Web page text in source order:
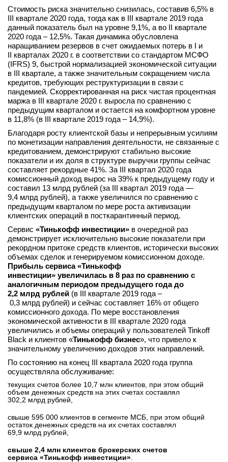
Стоимость риска значительно снизилась, составив 6,5% в
III квартале 2020 года, тогда как в III квартале 2019 года
данный показатель был на уровне 9,1%, а во II квартале
2020 года – 12,5%. Такая динамика обусловлена
наращиванием резервов в счет ожидаемых потерь в I и
II кварталах 2020 г. в соответствии со стандартом МСФО
(IFRS) 9, быстрой нормализацией экономической ситуации
в III квартале, а также значительным сокращением числа
кредитов, требующих реструктуризации в связи с
пандемией. Скорректированная на риск чистая процентная
маржа в III квартале 2020 г. выросла по сравнению с
предыдущим кварталом и остается на комфортном уровне
в 11,8% (в III квартале 2019 года – 14,9%).
Благодаря росту клиентской базы и непрерывным усилиям
по монетизации направления деятельности, не связанные с
кредитованием, демонстрируют стабильно высокие
показатели и их доля в структуре выручки группы сейчас
составляет рекордные 41%. За III квартал 2020 года
комиссионный доход вырос на 39% к предыдущему году и
составил 13 млрд рублей (за III квартал 2019 года —
9,4 млрд рублей), а также увеличился по сравнению с
предыдущим кварталом по мере роста активизации
клиентских операций в посткарантинный период.
Сервис «Тинькофф инвестиции» в очередной раз
демонстрирует исключительно высокие показатели при
рекордном притоке средств клиентов, исторически высоких
объемах сделок и генерируемом комиссионном доходе.
Прибыль сервиса «Тинькофф
инвестиции» увеличилась в 8 раз по сравнению с
аналогичным периодом предыдущего года до
2,2 млрд рублей (в III квартале 2019 года –
0,3 млрд рублей) и сейчас составляет 16% от общего
комиссионного дохода. По мере восстановления
экономической активности в III квартале 2020 года
увеличились и объемы операций у пользователей Tinkoff
Black и клиентов «Тинькофф бизнес», что привело к
значительному увеличению доходов этих направлений.
По состоянию на конец III квартала 2020 года группа
осуществляла обслуживание:
текущих счетов более 10,7 млн клиентов, при этом общий
объем денежных средств на этих счетах составлял
302,2 млрд рублей,
свыше 595 000 клиентов в сегменте МСБ, при этом общий
остаток денежных средств на их счетах составлял
69,9 млрд рублей,
свыше 2,4 млн клиентов брокерских счетов
сервиса «Тинькофф инвестиции»